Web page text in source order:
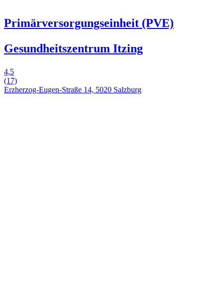
Primärversorgungseinheit (PVE)
Gesundheitszentrum Itzing
4,5
(17)
Erzherzog-Eugen-Straße 14, 5020 Salzburg